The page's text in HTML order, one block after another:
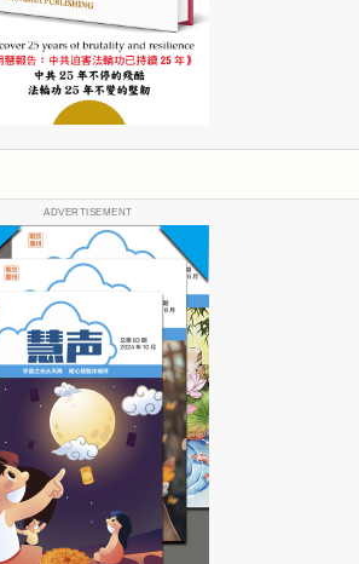
ADVERTISEMENT